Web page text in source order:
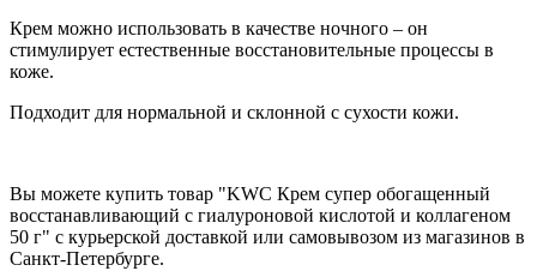
Крем можно использовать в качестве ночного – он
стимулирует естественные восстановительные процессы в
коже.
Подходит для нормальной и склонной с сухости кожи.
Вы можете купить товар "KWC Крем супер обогащенный
восстанавливающий с гиалуроновой кислотой и коллагеном
50 г" с курьерской доставкой или самовывозом из магазинов в
Санкт-Петербурге.